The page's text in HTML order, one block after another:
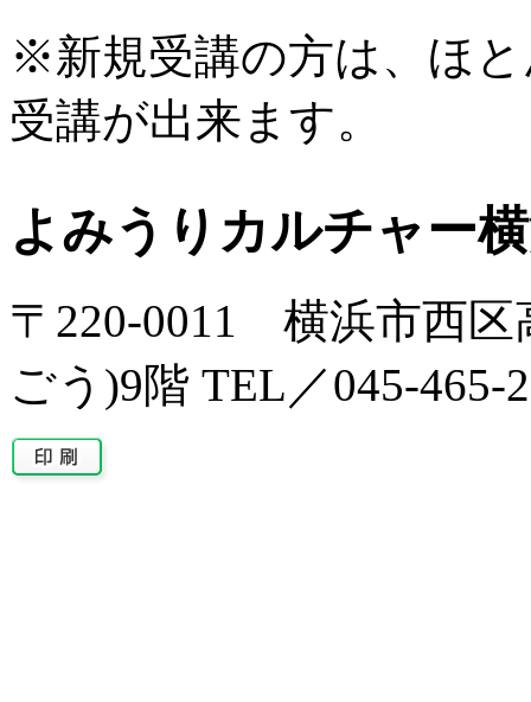
※新規受講の方は、ほ
受講が出来ます。
よみうりカルチャー
〒220-0011 横浜市西区
ごう)9階 TEL／045-465-